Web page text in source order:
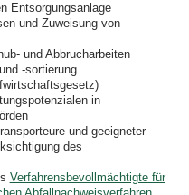
Entsorgungsanlage
und Zuweisung von
und Abbrucharbeiten
-sortierung
in
und geeigneter
des
Verfahrensbevollmächtigte für